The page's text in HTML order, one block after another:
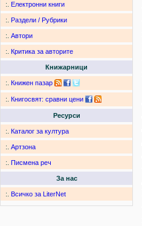
:. Електронни книги
:. Раздели / Рубрики
:. Автори
:. Критика за авторите
Книжарници
:. Книжен пазар
:. Книгосвят: сравни цени
Ресурси
:. Каталог за култура
:. Артзона
:. Писмена реч
За нас
:. Всичко за LiterNet